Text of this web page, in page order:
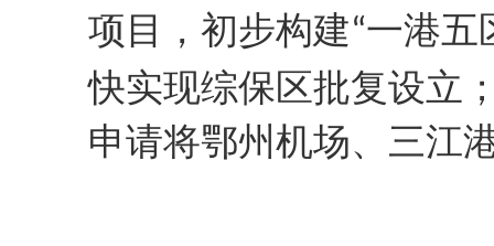
项目，初步构建“一港五
快实现综保区批复设立
申请将鄂州机场、三江